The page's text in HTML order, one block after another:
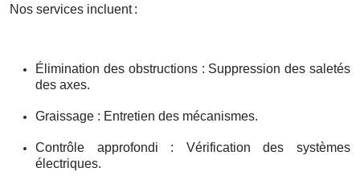
Nos services incluent :
Élimination des obstructions : Suppression des saletés
des axes.
Graissage : Entretien des mécanismes.
Contrôle approfondi : Vérification des systèmes
électriques.